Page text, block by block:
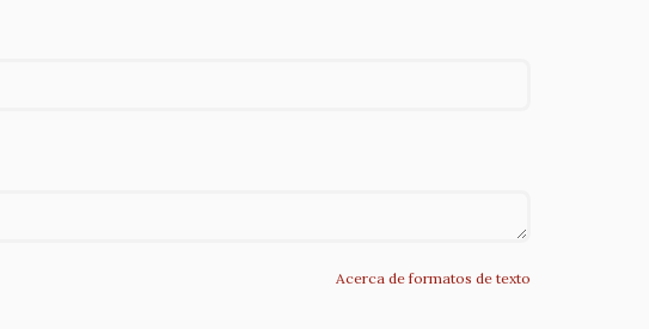
Acerca de formatos de texto